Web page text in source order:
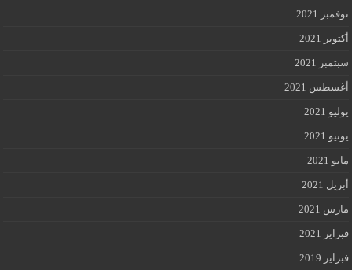
نوفمبر 2021
أكتوبر 2021
سبتمبر 2021
أغسطس 2021
يوليو 2021
يونيو 2021
مايو 2021
أبريل 2021
مارس 2021
فبراير 2021
فبراير 2019